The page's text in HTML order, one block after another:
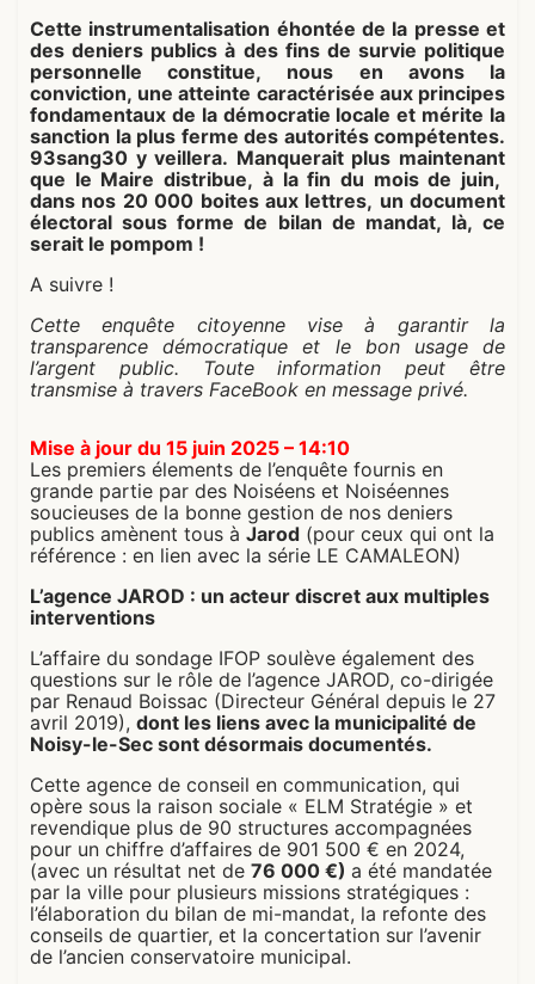
Cette instrumentalisation éhontée de la presse et
des deniers publics à des fins de survie politique
personnelle constitue, nous en avons la
conviction, une atteinte caractérisée aux principes
fondamentaux de la démocratie locale et mérite la
sanction la plus ferme des autorités compétentes.
93sang30 y veillera. Manquerait plus maintenant
que le Maire distribue, à la fin du mois de juin,
dans nos 20 000 boites aux lettres, un document
électoral sous forme de bilan de mandat, là, ce
serait le pompom !
A suivre !
Cette enquête citoyenne vise à garantir la
transparence démocratique et le bon usage de
l’argent public. Toute information peut être
transmise à travers FaceBook en message privé.
Mise à jour du 15 juin 2025 – 14:10
Les premiers élements de l’enquête fournis en
grande partie par des Noiséens et Noiséennes
soucieuses de la bonne gestion de nos deniers
publics amènent tous à Jarod (pour ceux qui ont la
référence : en lien avec la série LE CAMALEON)
L’agence JAROD : un acteur discret aux multiples
interventions
L’affaire du sondage IFOP soulève également des
questions sur le rôle de l’agence JAROD, co-dirigée
par Renaud Boissac (Directeur Général depuis le 27
avril 2019), dont les liens avec la municipalité de
Noisy-le-Sec sont désormais documentés.
Cette agence de conseil en communication, qui
opère sous la raison sociale « ELM Stratégie » et
revendique plus de 90 structures accompagnées
pour un chiffre d’affaires de 901 500 € en 2024,
(avec un résultat net de 76 000 €) a été mandatée
par la ville pour plusieurs missions stratégiques :
l’élaboration du bilan de mi-mandat, la refonte des
conseils de quartier, et la concertation sur l’avenir
de l’ancien conservatoire municipal.